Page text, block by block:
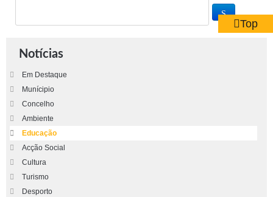
Notícias
Em Destaque
Munícipio
Concelho
Ambiente
Educação
Acção Social
Cultura
Turismo
Desporto
Top